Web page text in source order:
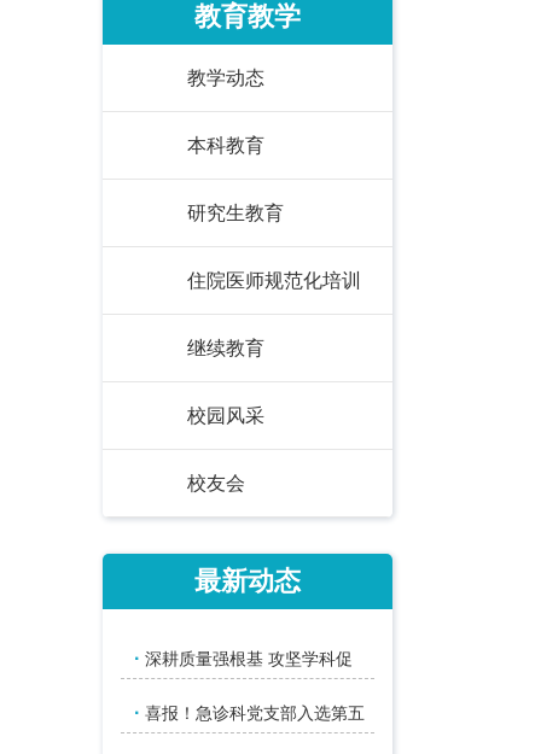
教育教学
教学动态
本科教育
研究生教育
住院医师规范化培训
继续教育
校园风采
校友会
最新动态
· 深耕质量强根基 攻坚学科促
· 喜报！急诊科党支部入选第五